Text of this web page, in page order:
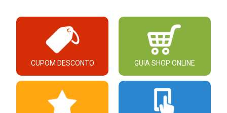
CUPOM DESCONTO GUIA SHOP ONLINE